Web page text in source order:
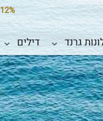
12% הנחה לחברי מועדון גרנד קלאב
גרנד דילים